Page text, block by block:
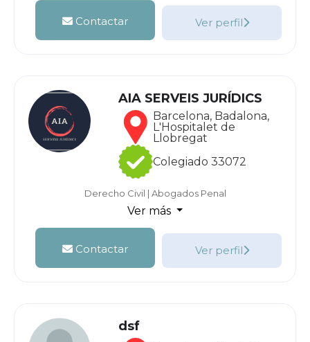
Contactar Ver perfil
AIA SERVEIS JURÍDICS
Barcelona, Badalona,
L'Hospitalet de
Llobregat
Colegiado 33072
Derecho Civil | Abogados Penal
Ver más
Contactar Ver perfil
dsf